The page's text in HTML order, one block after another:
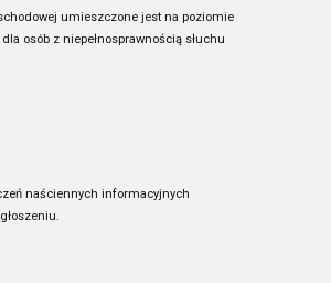
umieszczone jest na poziomie
osób z niepełnosprawnością słuchu
naściennych informacyjnych